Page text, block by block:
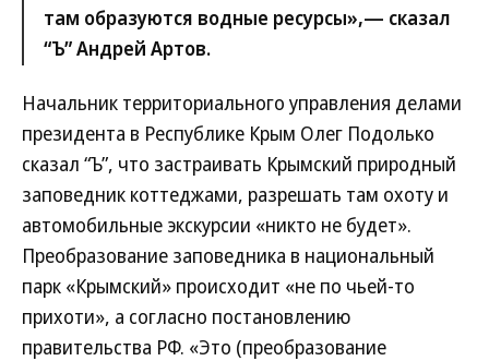
там образуются водные ресурсы»,— сказал
“Ъ” Андрей Артов.
Начальник территориального управления делами
президента в Республике Крым Олег Подолько
сказал “Ъ”, что застраивать Крымский природный
заповедник коттеджами, разрешать там охоту и
автомобильные экскурсии «никто не будет».
Преобразование заповедника в национальный
парк «Крымский» происходит «не по чьей-то
прихоти», а согласно постановлению
правительства РФ. «Это (преобразование